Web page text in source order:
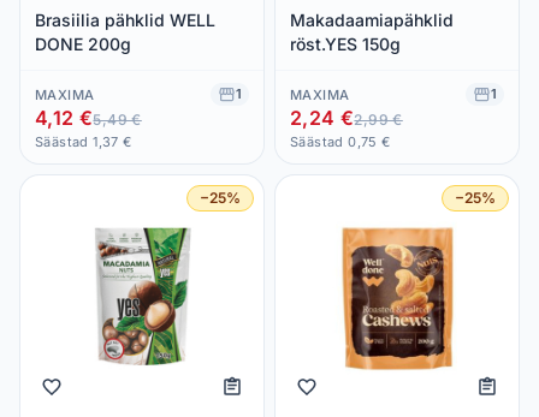
Brasiilia pähklid WELL
DONE 200g
MAXIMA 1
4,12 €5,49 €
Säästad 1,37 €
Makadaamiapähklid
röst.YES 150g
MAXIMA 1
2,24 €2,99 €
Säästad 0,75 €
−25% −25%